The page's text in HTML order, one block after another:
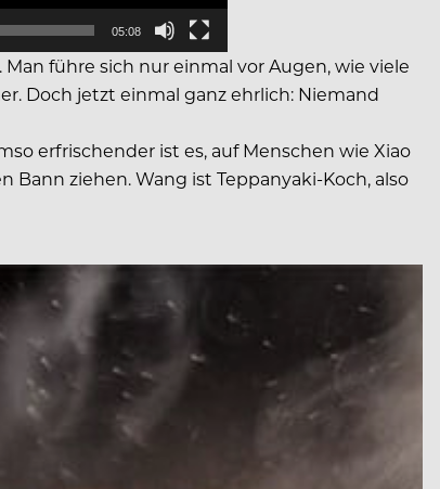
05:08
führe sich nur einmal vor Augen, wie viele
Doch jetzt einmal ganz ehrlich: Niemand
erfrischender ist es, auf Menschen wie Xiao
ziehen. Wang ist Teppanyaki-Koch, also